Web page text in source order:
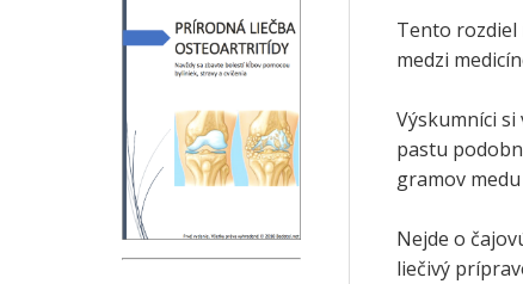
Tento rozdiel
medzi
Výskumníci
pastu
gramov
Nejde o
liečivý